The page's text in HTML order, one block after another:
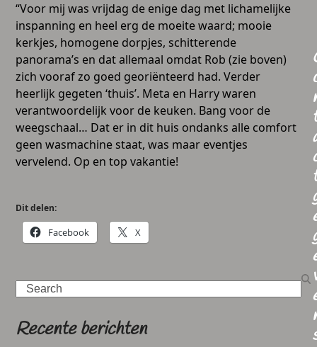
“Voor mij was vrijdag de enige dag met lichamelijke
inspanning en heel erg de moeite waard; mooie
kerkjes, homogene dorpjes, schitterende
panorama’s en dat allemaal omdat Rob (zie boven)
zich vooraf zo goed georiënteerd had. Verder
heerlijk gegeten ‘thuis’. Meta en Harry waren
verantwoordelijk voor de keuken. Bang voor de
weegschaal… Dat er in dit huis ondanks alle comfort
geen wasmachine staat, was maar eventjes
vervelend. Op en top vakantie!
Dit delen:
Facebook X
Search
Recente berichten
t
t